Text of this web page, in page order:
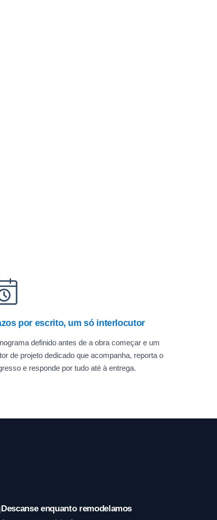
por escrito, um só interlocutor
definido antes de a obra começar e um
de projeto dedicado que acompanha, reporta o
e responde por tudo até à entrega.
Descanse enquanto remodelamos